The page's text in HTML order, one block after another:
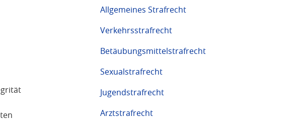
Allgemeines Strafrecht
Verkehrsstrafrecht
Betäubungsmittelstrafrecht
Sexualstrafrecht
Jugendstrafrecht
Arztstrafrecht